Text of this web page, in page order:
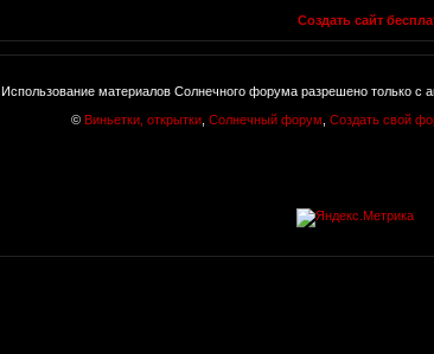
Создать сайт
Использование материалов Солнечного форума разрешено только с
© Виньетки, открытки, Солнечный форум Создать свой